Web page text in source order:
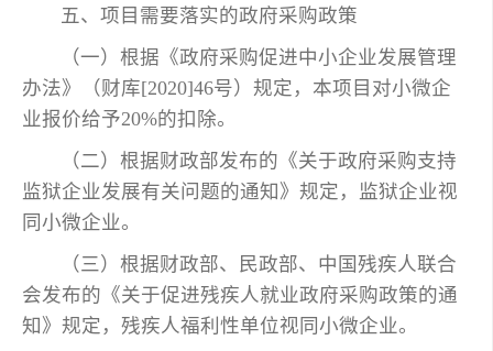
五、项目需要落实的政府采购政策
（一）根据《政府采购促进中小企业发展管理
办法》（财库[2020]46号）规定，本项目对小微企
业报价给予20%的扣除。
（二）根据财政部发布的《关于政府采购支持
监狱企业发展有关问题的通知》规定，监狱企业视
同小微企业。
（三）根据财政部、民政部、中国残疾人联合
会发布的《关于促进残疾人就业政府采购政策的通
知》规定，残疾人福利性单位视同小微企业。